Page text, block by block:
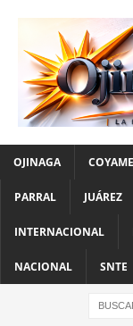
OJINAGA COYAME
PARRAL JUÁREZ
INTERNACIONAL
NACIONAL SNTE